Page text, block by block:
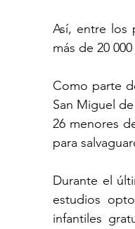
Así, entre los
más de 20
Como parte
San Miguel
26 menores
para
Durante el
estudios
infantiles